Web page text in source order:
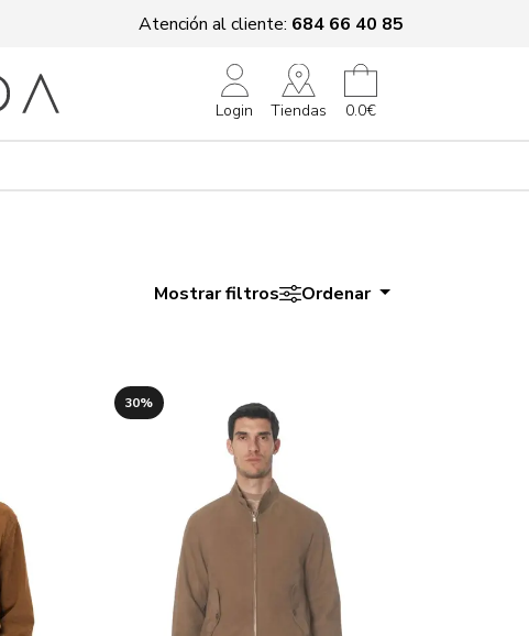
Atención al cliente: 684 66 40 85
Login Tiendas 0.0€
Mostrar filtros Ordenar
30%